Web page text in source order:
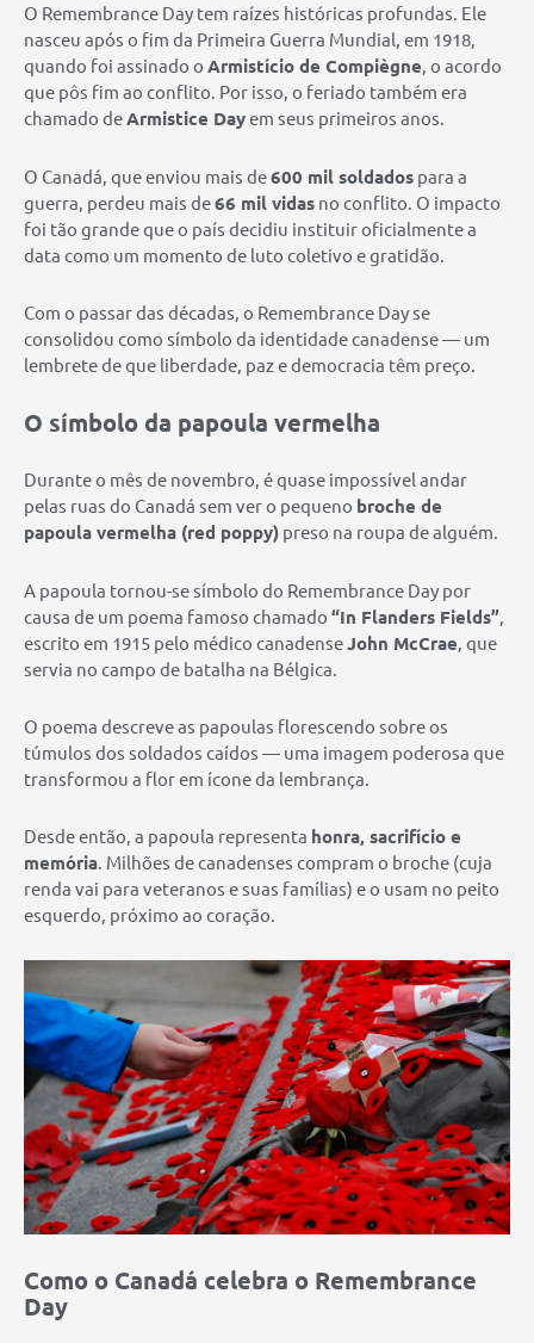
O Remembrance Day tem raízes históricas profundas. Ele
nasceu após o fim da Primeira Guerra Mundial, em 1918,
quando foi assinado o Armistício de Compiègne, o acordo
que pôs fim ao conflito. Por isso, o feriado também era
chamado deArmistice Dayem seus primeiros anos.
O Canadá, que enviou mais de600 mil soldados para a
guerra, perdeu mais de66 mil vidas no conflito. O impacto
foi tão grande que o país decidiu instituir oficialmente a
data como um momento de luto coletivo e gratidão.
Com o passar das décadas, o Remembrance Day se
consolidou como símbolo da identidade canadense — um
lembrete de que liberdade, paz e democracia têm preço.
O símbolo da papoula vermelha
Durante o mês de novembro, é quase impossível andar
pelas ruas do Canadá sem ver o pequeno broche de
papoula vermelha (red poppy) preso na roupa de alguém.
A papoula tornou-se símbolo do Remembrance Day por
causa de um poema famoso chamado “In Flanders Fields”
escrito em 1915 pelo médico canadenseJohn McCrae , que
servia no campo de batalha na Bélgica.
O poema descreve as papoulas florescendo sobre os
túmulos dos soldados caídos — uma imagem poderosa que
transformou a flor em ícone da lembrança.
Desde então, a papoula representa honra, sacrifício e
memória. Milhões de canadenses compram o broche (cuja
renda vai para veteranos e suas famílias) e o usam no peito
esquerdo, próximo ao coração.
Como o Canadá celebra o Remembrance
Day